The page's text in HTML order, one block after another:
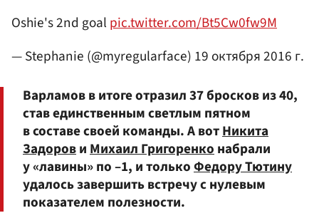
Oshie's 2nd goal pic.twitter.com/Bt5Cw0fw9M
— Stephanie (@myregularface) 19 октября 2016 г.
Варламов в итоге отразил 37 бросков из 40,
став единственным светлым пятном
в составе своей команды. А вотНикита
Задорови Михаил Григоренко набрали
у «лавины» по –1, и толькоФедору Тютину
удалось завершить встречу с нулевым
показателем полезности.